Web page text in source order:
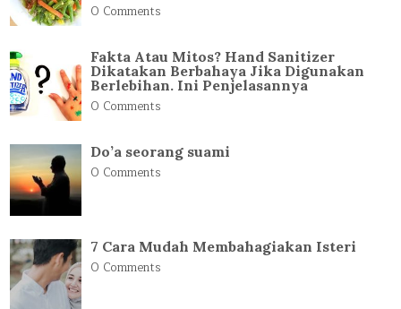
0 Comments
Fakta Atau Mitos? Hand Sanitizer
Dikatakan Berbahaya Jika Digunakan
Berlebihan. Ini Penjelasannya
0 Comments
Do’a seorang suami
0 Comments
7 Cara Mudah Membahagiakan Isteri
0 Comments